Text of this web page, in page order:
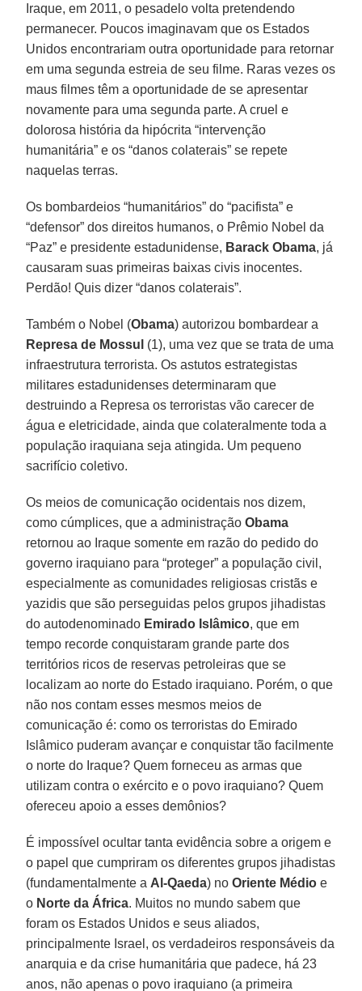
Iraque, em 2011, o pesadelo volta pretendendo
permanecer. Poucos imaginavam que os Estados
Unidos encontrariam outra oportunidade para retornar
em uma segunda estreia de seu filme. Raras vezes os
maus filmes têm a oportunidade de se apresentar
novamente para uma segunda parte. A cruel e
dolorosa história da hipócrita “intervenção
humanitária” e os “danos colaterais” se repete
naquelas terras.
Os bombardeios “humanitários” do “pacifista” e
“defensor” dos direitos humanos, o Prêmio Nobel da
“Paz” e presidente estadunidense, Barack Obama, já
causaram suas primeiras baixas civis inocentes.
Perdão! Quis dizer “danos colaterais”.
Também o Nobel (Obama) autorizou bombardear a
Represa de Mossul (1), uma vez que se trata de uma
infraestrutura terrorista. Os astutos estrategistas
militares estadunidenses determinaram que
destruindo a Represa os terroristas vão carecer de
água e eletricidade, ainda que colateralmente toda a
população iraquiana seja atingida. Um pequeno
sacrifício coletivo.
Os meios de comunicação ocidentais nos dizem,
como cúmplices, que a administraçãoObama
retornou ao Iraque somente em razão do pedido do
governo iraquiano para “proteger” a população civil,
especialmente as comunidades religiosas cristãs e
yazidis que são perseguidas pelos grupos jihadistas
do autodenominado Emirado Islâmico, que em
tempo recorde conquistaram grande parte dos
territórios ricos de reservas petroleiras que se
localizam ao norte do Estado iraquiano. Porém, o que
não nos contam esses mesmos meios de
comunicação é: como os terroristas do Emirado
Islâmico puderam avançar e conquistar tão facilmente
o norte do Iraque? Quem forneceu as armas que
utilizam contra o exército e o povo iraquiano? Quem
ofereceu apoio a esses demônios?
É impossível ocultar tanta evidência sobre a origem e
o papel que cumpriram os diferentes grupos jihadistas
(fundamentalmente a Al-Qaeda) no Oriente Médio e
o Norte da África. Muitos no mundo sabem que
foram os Estados Unidos e seus aliados,
principalmente Israel, os verdadeiros responsáveis da
anarquia e da crise humanitária que padece, há 23
anos, não apenas o povo iraquiano (a primeira